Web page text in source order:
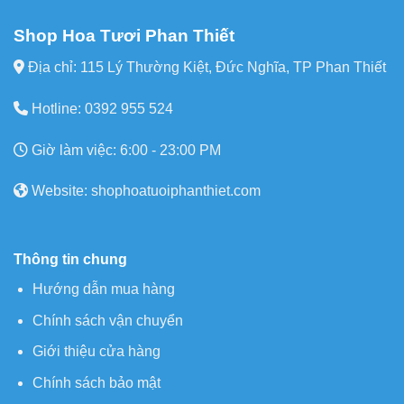
Shop Hoa Tươi Phan Thiết
Địa chỉ: 115 Lý Thường Kiệt, Đức Nghĩa, TP Phan Thiết
Hotline: 0392 955 524
Giờ làm việc: 6:00 - 23:00 PM
Website: shophoatuoiphanthiet.com
Thông tin chung
Hướng dẫn mua hàng
Chính sách vận chuyển
Giới thiệu cửa hàng
Chính sách bảo mật